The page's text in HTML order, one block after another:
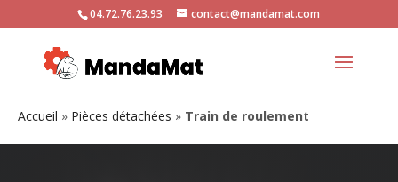
04.72.76.23.93 contact@mandamat.com
Accueil » Pièces détachées » Train de roulement